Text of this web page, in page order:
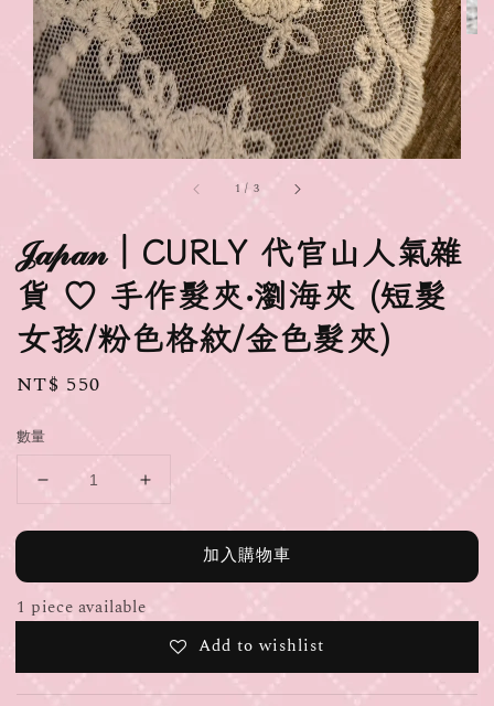
1 / 3
𝒥𝒶𝓅𝒶𝓃｜CURLY 代官山人氣雜
貨 ♡ 手作髮夾‧瀏海夾 (短髮
女孩/粉色格紋/金色髮夾)
Regular
NT$ 550
數量
加入購物車
1 piece available
Add to wishlist